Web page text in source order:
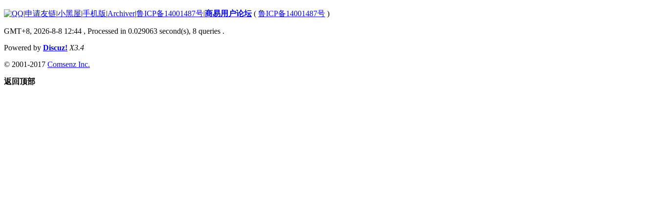
|申请友链|小黑屋|手机版|Archiver|鲁ICP备14001487号|商易用户论坛( 鲁ICP备14001487号 )
GMT+8, 2026-8-8 12:44 , Processed in 0.029063 second(s), 8 queries .
Powered by Discuz! X3.4
© 2001-2017 Comsenz Inc.
返回顶部